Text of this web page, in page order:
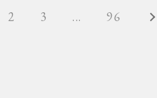
2 3 ... 96